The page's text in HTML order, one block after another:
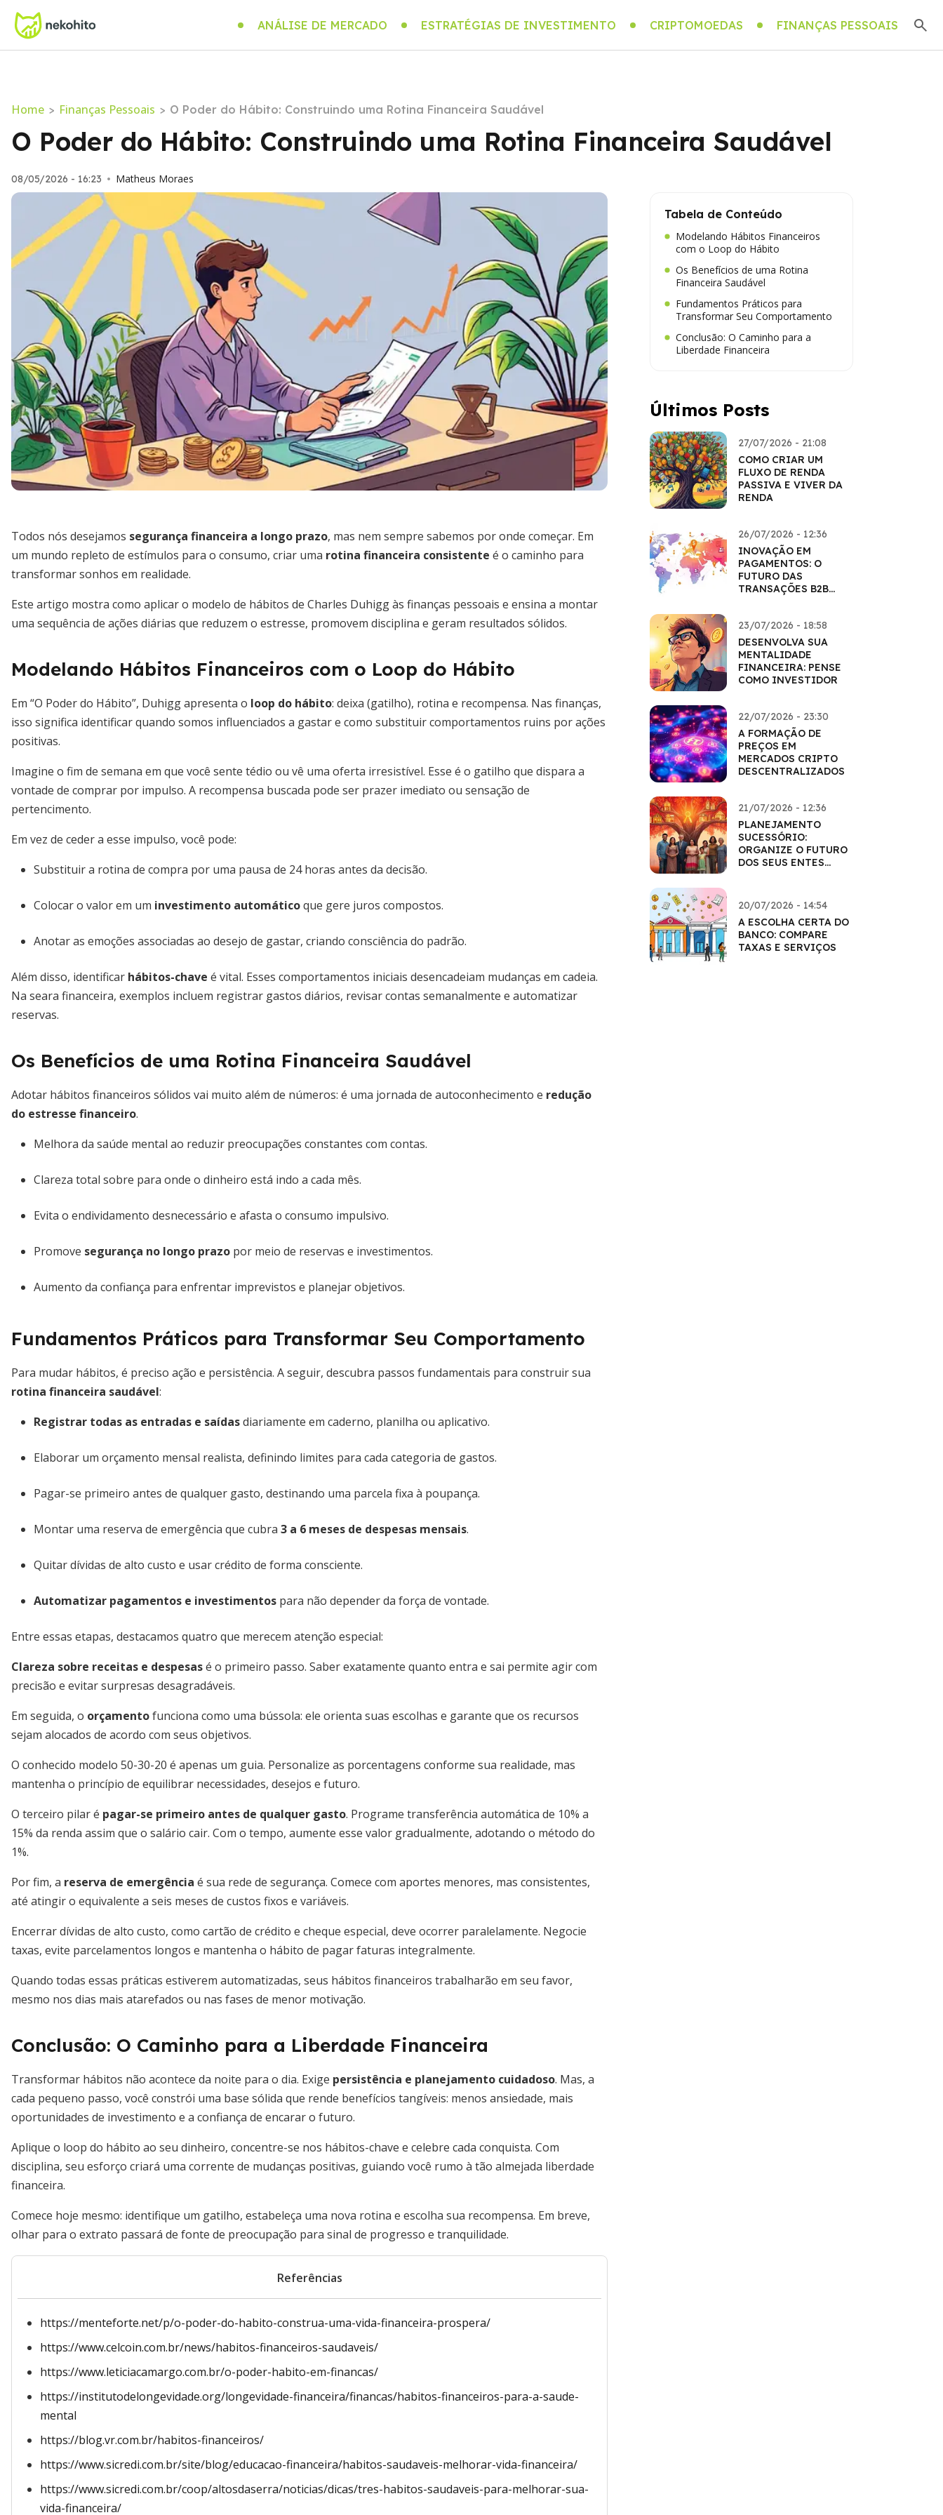
ANÁLISE DE MERCADO ESTRATÉGIAS DE INVESTIMENTO CRIPTOMOEDAS FINANÇAS PESSOAIS
Home > Finanças Pessoais > O Poder do Hábito: Construindo uma Rotina Financeira Saudável
O Poder do Hábito: Construindo uma Rotina Financeira Saudável
08/05/2026 - 16:23 • Matheus Moraes
Todos nós desejamos segurança financeira a longo prazo, mas nem sempre sabemos por onde começar. Em
um mundo repleto de estímulos para o consumo, criar uma rotina financeira consistente é o caminho para
transformar sonhos em realidade.
Este artigo mostra como aplicar o modelo de hábitos de Charles Duhigg às finanças pessoais e ensina a montar
uma sequência de ações diárias que reduzem o estresse, promovem disciplina e geram resultados sólidos.
Modelando Hábitos Financeiros com o Loop do Hábito
Em “O Poder do Hábito”, Duhigg apresenta o loop do hábito: deixa (gatilho), rotina e recompensa. Nas finanças,
isso significa identificar quando somos influenciados a gastar e como substituir comportamentos ruins por ações
positivas.
Imagine o fim de semana em que você sente tédio ou vê uma oferta irresistível. Esse é o gatilho que dispara a
vontade de comprar por impulso. A recompensa buscada pode ser prazer imediato ou sensação de
pertencimento.
Em vez de ceder a esse impulso, você pode:
Substituir a rotina de compra por uma pausa de 24 horas antes da decisão.
Colocar o valor em um investimento automáticoque gere juros compostos.
Anotar as emoções associadas ao desejo de gastar, criando consciência do padrão.
Além disso, identificar hábitos-chave é vital. Esses comportamentos iniciais desencadeiam mudanças em cadeia.
Na seara financeira, exemplos incluem registrar gastos diários, revisar contas semanalmente e automatizar
reservas.
Os Benefícios de uma Rotina Financeira Saudável
Adotar hábitos financeiros sólidos vai muito além de números: é uma jornada de autoconhecimento e redução
do estresse financeiro.
Melhora da saúde mental ao reduzir preocupações constantes com contas.
Clareza total sobre para onde o dinheiro está indo a cada mês.
Evita o endividamento desnecessário e afasta o consumo impulsivo.
Promove segurança no longo prazo por meio de reservas e investimentos.
Aumento da confiança para enfrentar imprevistos e planejar objetivos.
Fundamentos Práticos para Transformar Seu Comportamento
Para mudar hábitos, é preciso ação e persistência. A seguir, descubra passos fundamentais para construir sua
rotina financeira saudável:
Registrar todas as entradas e saídasdiariamente em caderno, planilha ou aplicativo.
Elaborar um orçamento mensal realista, definindo limites para cada categoria de gastos.
Pagar-se primeiro antes de qualquer gasto, destinando uma parcela fixa à poupança.
Montar uma reserva de emergência que cubra 3 a 6 meses de despesas mensais.
Quitar dívidas de alto custo e usar crédito de forma consciente.
Automatizar pagamentos e investimentos para não depender da força de vontade.
Entre essas etapas, destacamos quatro que merecem atenção especial:
Clareza sobre receitas e despesasé o primeiro passo. Saber exatamente quanto entra e sai permite agir com
precisão e evitar surpresas desagradáveis.
Em seguida, o orçamentofunciona como uma bússola: ele orienta suas escolhas e garante que os recursos
sejam alocados de acordo com seus objetivos.
O conhecido modelo 50-30-20 é apenas um guia. Personalize as porcentagens conforme sua realidade, mas
mantenha o princípio de equilibrar necessidades, desejos e futuro.
O terceiro pilar é pagar-se primeiro antes de qualquer gasto. Programe transferência automática de 10% a
15% da renda assim que o salário cair. Com o tempo, aumente esse valor gradualmente, adotando o método do
1%.
Por fim, a reserva de emergência é sua rede de segurança. Comece com aportes menores, mas consistentes,
até atingir o equivalente a seis meses de custos fixos e variáveis.
Encerrar dívidas de alto custo, como cartão de crédito e cheque especial, deve ocorrer paralelamente. Negocie
taxas, evite parcelamentos longos e mantenha o hábito de pagar faturas integralmente.
Quando todas essas práticas estiverem automatizadas, seus hábitos financeiros trabalharão em seu favor,
mesmo nos dias mais atarefados ou nas fases de menor motivação.
Conclusão: O Caminho para a Liberdade Financeira
Transformar hábitos não acontece da noite para o dia. Exige persistência e planejamento cuidadoso. Mas, a
cada pequeno passo, você constrói uma base sólida que rende benefícios tangíveis: menos ansiedade, mais
oportunidades de investimento e a confiança de encarar o futuro.
Aplique o loop do hábito ao seu dinheiro, concentre-se nos hábitos-chave e celebre cada conquista. Com
disciplina, seu esforço criará uma corrente de mudanças positivas, guiando você rumo à tão almejada liberdade
financeira.
Comece hoje mesmo: identifique um gatilho, estabeleça uma nova rotina e escolha sua recompensa. Em breve,
olhar para o extrato passará de fonte de preocupação para sinal de progresso e tranquilidade.
Referências
https://menteforte.net/p/o-poder-do-habito-construa-uma-vida-financeira-prospera/
https://www.celcoin.com.br/news/habitos-financeiros-saudaveis/
https://www.leticiacamargo.com.br/o-poder-habito-em-financas/
https://institutodelongevidade.org/longevidade-financeira/financas/habitos-financeiros-para-a-saude-
mental
https://blog.vr.com.br/habitos-financeiros/
https://www.sicredi.com.br/site/blog/educacao-financeira/habitos-saudaveis-melhorar-vida-financeira/
https://www.sicredi.com.br/coop/altosdaserra/noticias/dicas/tres-habitos-saudaveis-para-melhorar-sua-
vida-financeira/
Tabela de Conteúdo
Modelando Hábitos Financeiros
com o Loop do Hábito
Os Benefícios de uma Rotina
Financeira Saudável
Fundamentos Práticos para
Transformar Seu Comportamento
Conclusão: O Caminho para a
Liberdade Financeira
Últimos Posts
27/07/2026 - 21:08
COMO CRIAR UM
FLUXO DE RENDA
PASSIVA E VIVER DA
RENDA
26/07/2026 - 12:36
INOVAÇÃO EM
PAGAMENTOS: O
FUTURO DAS
TRANSAÇÕES B2B
23/07/2026 - 18:58
DESENVOLVA SUA
MENTALIDADE
FINANCEIRA: PENSE
COMO INVESTIDOR
22/07/2026 - 23:30
A FORMAÇÃO DE
PREÇOS EM
MERCADOS CRIPTO
DESCENTRALIZADOS
21/07/2026 - 12:36
PLANEJAMENTO
SUCESSÓRIO:
ORGANIZE O FUTURO
DOS SEUS ENTES
20/07/2026 - 14:54
A ESCOLHA CERTA DO
BANCO: COMPARE
TAXAS E SERVIÇOS